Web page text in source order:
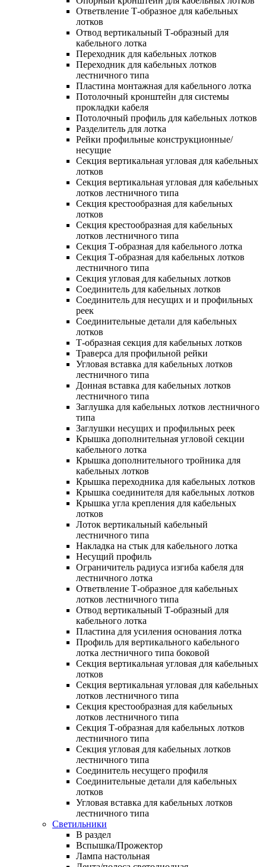
Ответвление Т-образное для кабельных
лотков
Отвод вертикальный Т-образный для
кабельного лотка
Переходник для кабельных лотков
Переходник для кабельных лотков
лестничного типа
Пластина монтажная для кабельного лотка
Потолочный кронштейн для системы
прокладки кабеля
Потолочный профиль для кабельных лотков
Разделитель для лотка
Рейки профильные конструкционные/
несущие
Секция вертикальная угловая для кабельных
лотков
Секция вертикальная угловая для кабельных
лотков лестничного типа
Секция крестообразная для кабельных
лотков
Секция крестообразная для кабельных
лотков лестничного типа
Секция Т-образная для кабельного лотка
Секция Т-образная для кабельных лотков
лестничного типа
Секция угловая для кабельных лотков
Соединитель для кабельных лотков
Соединитель для несущих и и профильных
реек
Соединительные детали для кабельных
лотков
Т-образная секция для кабельных лотков
Траверса для профильной рейки
Угловая вставка для кабельных лотков
лестничного типа
Донная вставка для кабельных лотков
лестничного типа
Заглушка для кабельных лотков лестничного
типа
Заглушки несущих и профильных реек
Крышка дополнительная угловой секции
кабельного лотка
Крышка дополнительного тройника для
кабельных лотков
Крышка переходника для кабельных лотков
Крышка соединителя для кабельных лотков
Крышка угла крепления для кабельных
лотков
Лоток вертикальный кабельный
лестничного типа
Накладка на стык для кабельного лотка
Несущий профиль
Ограничитель радиуса изгиба кабеля для
лестничного лотка
Ответвление Т-образное для кабельных
лотков лестничного типа
Отвод вертикальный Т-образный для
кабельного лотка
Пластина для усиления основания лотка
Профиль для вертикального кабельного
лотка лестничного типа боковой
Секция вертикальная угловая для кабельных
лотков
Секция вертикальная угловая для кабельных
лотков лестничного типа
Секция крестообразная для кабельных
лотков лестничного типа
Секция Т-образная для кабельных лотков
лестничного типа
Секция угловая для кабельных лотков
лестничного типа
Соединитель несущего профиля
Соединительные детали для кабельных
лотков
Угловая вставка для кабельных лотков
лестничного типа
Светильники
В раздел
Вспышка/Прожектор
Лампа настольная